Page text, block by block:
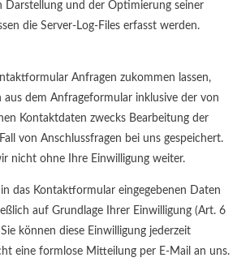
Darstellung und der Optimierung seiner
die Server-Log-Files erfasst werden.
Anfragen zukommen lassen,
aus dem Anfrageformular inklusive der von
Kontaktdaten zwecks Bearbeitung der
von Anschlussfragen bei uns gespeichert.
nicht ohne Ihre Einwilligung weiter.
das Kontaktformular eingegebenen Daten
auf Grundlage Ihrer Einwilligung (Art. 6
können diese Einwilligung jederzeit
eine formlose Mitteilung per E-Mail an uns.